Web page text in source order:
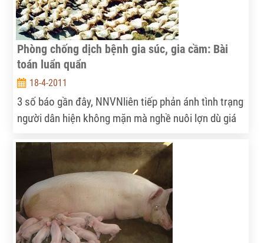
Phòng chống dịch bệnh gia súc, gia cầm: Bài
toán luẩn quẩn
18-4-2011
3 số báo gần đây, NNVNliên tiếp phản ánh tình trạng
người dân hiện không mặn mà nghề nuôi lợn dù giá
bệnh, hôm qua (17/4)NNVN tiếp tục nhận được ý
kiến của ông Tô Long Thành, PGĐ phụ trách Trung
tâm Chẩn đoán thú y Trung ương…